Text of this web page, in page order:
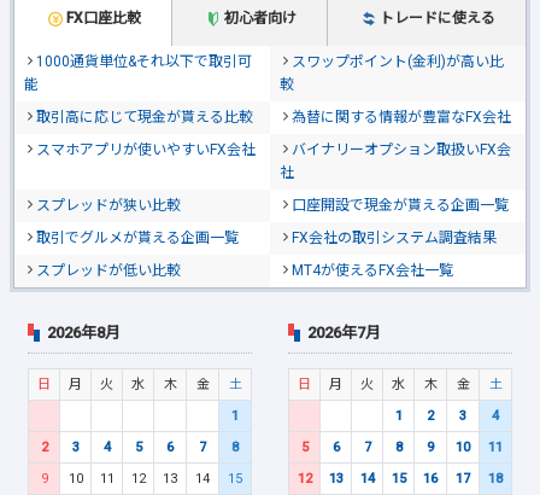
FX口座比較 初心者向け トレードに使える
1000通貨単位&それ以下で取引可
能
スワップポイント(金利)が高い比
較
取引高に応じて現金が貰える比較
為替に関する情報が豊富なFX会社
スマホアプリが使いやすいFX会社
バイナリーオプション取扱いFX会
社
スプレッドが狭い比較
口座開設で現金が貰える企画一覧
取引でグルメが貰える企画一覧
FX会社の取引システム調査結果
スプレッドが低い比較
MT4が使えるFX会社一覧
2026年8月
日 月 火 水 木 金
土
1
2
3 4 5 6 7
8
9
10 11 12 13 14
15
2026年7月
日 月 火 水 木 金
土
1
2 3
4
5
6 7 8 9 10
11
12
13 14 15 16 17
18